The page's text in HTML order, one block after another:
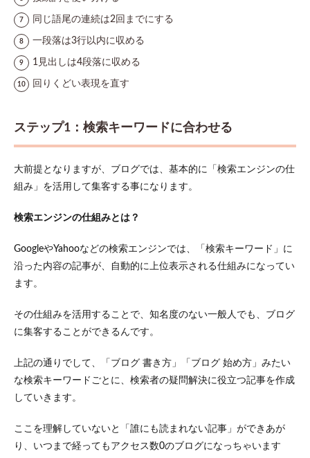
コツ
3：時
置い
ら校
4
スト
なく
読ま
ため
の工
つ
4.1
らが
なと
漢字
ラン
注意
する
工夫
2：ア
同じ語尾の連続は2回までにする
一段落は3行以内に収める
1見出しは4段落に収める
回りくどい表現を直す
ステップ1：検索キーワードに合わせる
大前提となりますが、ブログでは、基本的に「検索エンジンの仕
組み」を活用して集客する事になります。
検索エンジンの仕組みとは？
GoogleやYahooなどの検索エンジンでは、「検索キーワード」に
沿った内容の記事が、自動的に上位表示される仕組みになってい
ます。
その仕組みを活用することで、知名度のない一般人でも、ブログ
に集客することができるんです。
上記の通りでして、「ブログ 書き方」「ブログ 始め方」みたい
な検索キーワードごとに、検索者の疑問解決に役立つ記事を作成
していきます。
ここを理解していないと「誰にも読まれない記事」ができあが
り、いつまで経ってもアクセス数0のブログになっちゃいます